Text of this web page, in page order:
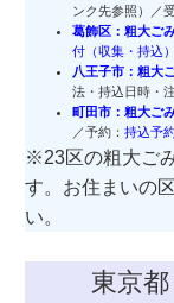
ンク先参照）／
葛飾区：粗大ご
付（収集・持込）
八王子市：粗大
法・持込日時・
町田市：粗大ご
／予約： 持込予
※23区の粗大ご
す。お住まいの
い。
東京